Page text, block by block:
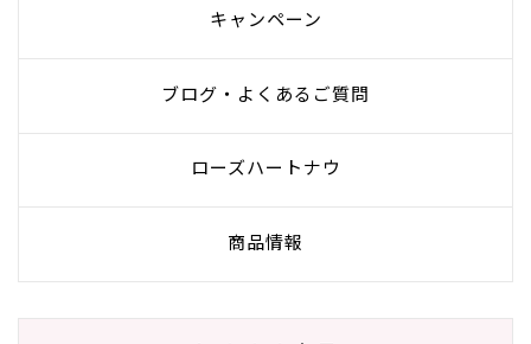
キャンペーン
ブログ・よくあるご質問
ローズハートナウ
商品情報